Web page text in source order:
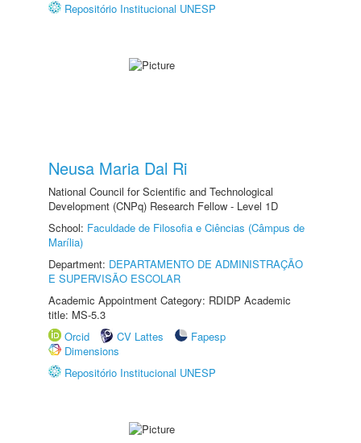
Repositório Institucional UNESP
Neusa Maria Dal Ri
National Council for Scientific and Technological
Development (CNPq) Research Fellow - Level 1D
School: Faculdade de Filosofia e Ciências (Câmpus de
Marília)
Department: DEPARTAMENTO DE ADMINISTRAÇÃO
E SUPERVISÃO ESCOLAR
Academic Appointment Category: RDIDP Academic
title: MS-5.3
Orcid
CV Lattes
Fapesp
Dimensions
Repositório Institucional UNESP